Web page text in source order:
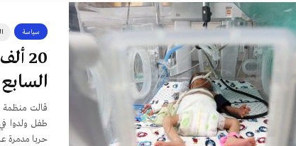
سياسة
20
طفل ولدوا
حربا مدمرة عليه في 7